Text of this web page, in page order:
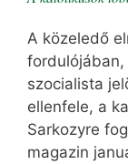
A közeledő
fordulójában,
szocialista
ellenfele, a
Sarkozyre
magazin